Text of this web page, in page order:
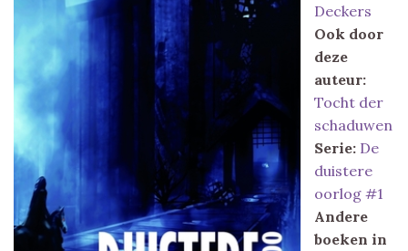
Deckers
Ook door
deze
auteur:
Tocht der
schaduwen
Serie: De
duistere
oorlog #1
Andere
boeken in